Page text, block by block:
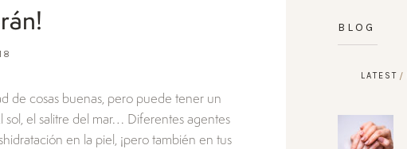
de cosas buenas, pero puede tener un
sol, el salitre del mar… Diferentes agentes
en la piel, ¡pero también en tus
BLOG
LATEST